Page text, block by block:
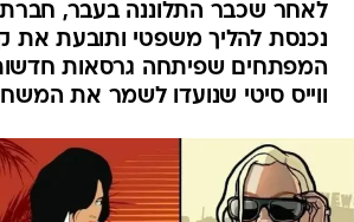
נכנסת להליך משפטי ותובעת את
ווייס סיטי שנועדו לשמר את